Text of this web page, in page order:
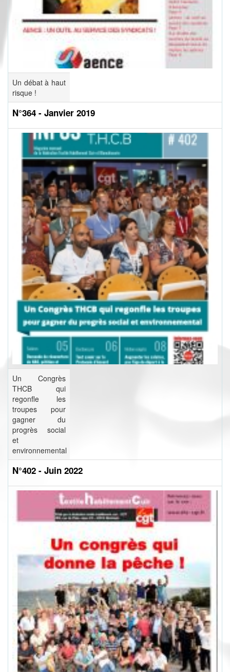
Un débat à haut
risque !
N°364 - Janvier 2019
Un Congrès
THCB qui
regonfle les
troupes pour
gagner du
progrès social
et
environnemental
N°402 - Juin 2022